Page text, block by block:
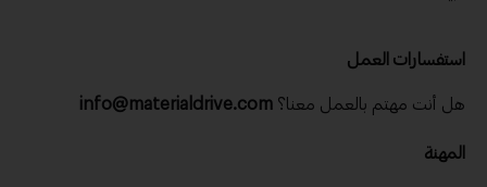
استفسارات العمل
هل أنت مهتم بالعمل معنا؟ info@materialdrive.com
المهنة